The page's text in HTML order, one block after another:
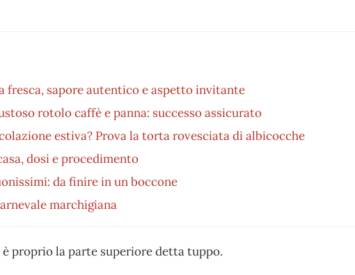
fresca, sapore autentico e aspetto invitante
rotolo caffè e panna: successo assicurato
estiva? Prova la torta rovesciata di albicocche
dosi e procedimento
da finire in un boccone
marchigiana
proprio la parte superiore detta tuppo.